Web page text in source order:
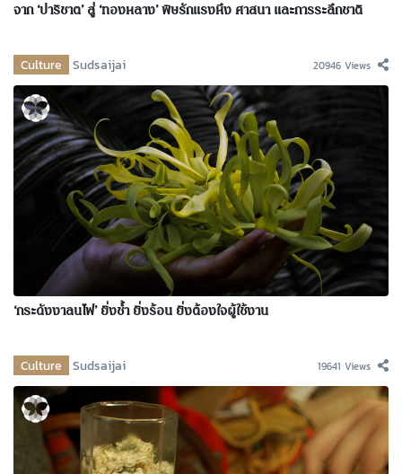
จาก ‘ปาริชาต’ สู่ ‘ทองหลาง’ พิษรักแรงหึง ศาสนา และการระลึกชาติ
Culture Sudsaijai 20946 Views
‘กระดังงาลนไฟ’ ยิ่งช้ำ ยิ่งร้อน ยิ่งต้องใจผู้ใช้งาน
Culture Sudsaijai 19641 Views